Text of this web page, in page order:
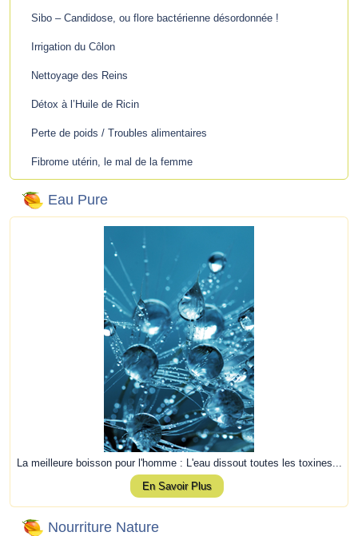
Sibo – Candidose, ou flore bactérienne désordonnée !
Irrigation du Côlon
Nettoyage des Reins
Détox à l’Huile de Ricin
Perte de poids / Troubles alimentaires
Fibrome utérin, le mal de la femme
Eau Pure
La meilleure boisson pour l'homme : L'eau dissout toutes les toxines...
En Savoir Plus
Nourriture Nature